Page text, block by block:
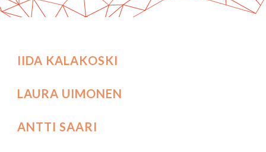
IIDA KALAKOSKI
LAURA UIMONEN
ANTTI SAARI